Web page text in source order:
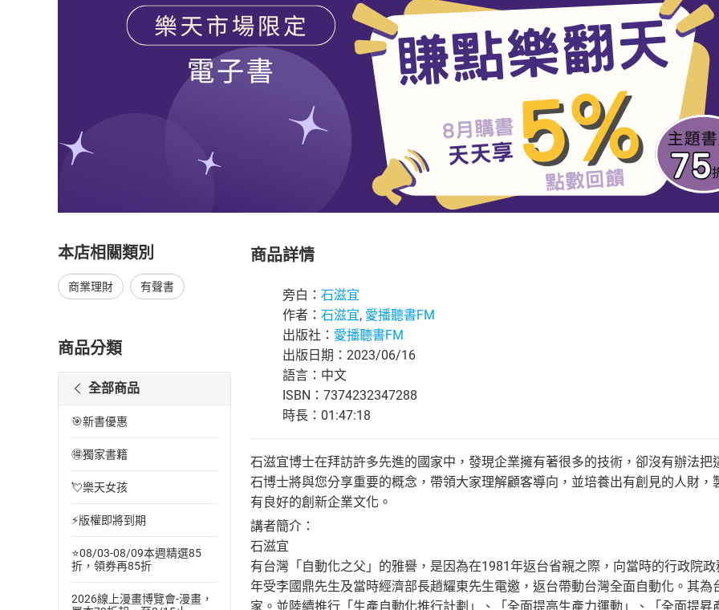
本店相關類別
商業理財 有聲書
商品分類
全部商品
🎯新書優惠
🉐獨家書籍
💘樂天女孩
⚡版權即將到期
⭐08/03-08/09本週精選85
折，領券再85折
2026線上漫畫博覽會-漫畫，
商品詳情
旁白： 石滋宜
作者： 石滋宜, 愛播聽書FM
出版社： 愛播聽書FM
出版日期：2023/06/16
語言：中文
ISBN：7374232347288
時長：01:47:18
石滋宜博士在拜訪許多先進的國家中，發現企業擁有著很多的技術，卻沒有辦法
石博士將與您分享重要的概念，帶領大家理解顧客導向，並培養出有創見的人財
有良好的創新企業文化。
講者簡介：
石滋宜
有台灣「自動化之父」的雅譽，是因為在1981年返台省親之際，向當時的行政院
年受李國鼎先生及當時經濟部長趙耀東先生電邀，返台帶動台灣全面自動化。其
家。並陸續推行「生產自動化推行計劃」、「全面提高生產力運動」、「全面提